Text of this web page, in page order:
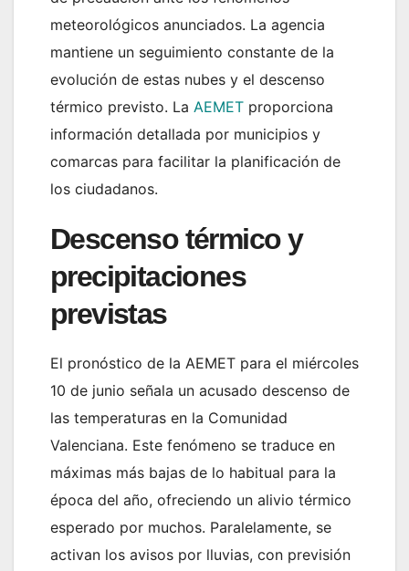
meteorológicos anunciados. La agencia
mantiene un seguimiento constante de la
evolución de estas nubes y el descenso
térmico previsto. La AEMET proporciona
información detallada por municipios y
comarcas para facilitar la planificación de
los ciudadanos.
Descenso térmico y
precipitaciones
previstas
El pronóstico de la AEMET para el miércoles
10 de junio señala un acusado descenso de
las temperaturas en la Comunidad
Valenciana. Este fenómeno se traduce en
máximas más bajas de lo habitual para la
época del año, ofreciendo un alivio térmico
esperado por muchos. Paralelamente, se
activan los avisos por lluvias, con previsión